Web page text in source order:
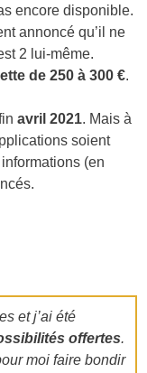
encore disponible.
annoncé qu’il ne
2 lui-même.
de 250 à 300 €.
avril 2021. Mais à
soient
(en
et j’ai été
offertes.
moi faire bondir